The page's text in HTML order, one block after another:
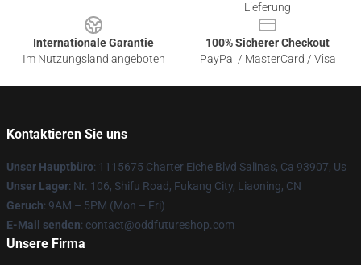
Lieferung
Internationale Garantie
Im Nutzungsland angeboten
100% Sicherer Checkout
PayPal / MasterCard / Visa
Kontaktieren Sie uns
Unser Hauptbüro: 1115675 Charter Eiche Blvd Salinas, Ca 93907, Us
Unser Lager: Nr. 106, Shifu Road, Fukang City, Liaoning, CN
Geruch: 9AM – 5PM (Mon – Fri)
E-Mail senden: contact@oddfutureshop.com
Unsere Firma